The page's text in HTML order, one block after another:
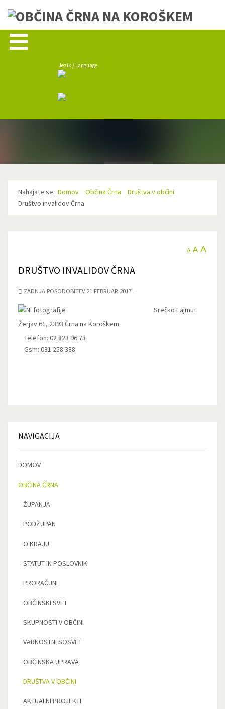
Jezik / Language
Nahajate se: Domov Občina Črna
Društva v občini
Društvo invalidov Črna
A A A
DRUŠTVO INVALIDOV ČRNA
ZADNJA POSODOBITEV 21 FEBRUAR 2017
Srečko Fajmut
Žerjav 61, 2393 Črna na Koroškem
Telefon: 02 823 96 73
Gsm: 031 258 388
NAVIGACIJA
DOMOV
OBČINA ČRNA
ŽUPANJA
PODŽUPAN
O KRAJU
STATUT IN POSLOVNIK
PRORAČUNI
OBČINSKI SVET
SKUPNOSTI V OBČINI
VARNOSTNI SOSVET
OBČINSKA UPRAVA
DRUŠTVA V OBČINI
AKTUALNI PROJEKTI